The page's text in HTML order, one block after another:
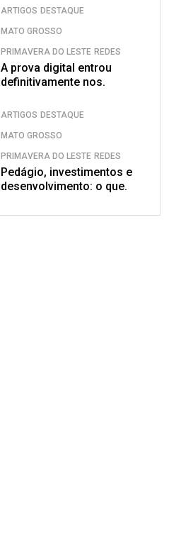
ARTIGOS DESTAQUE
MATO GROSSO
PRIMAVERA DO LESTE REDES
A prova digital entrou
definitivamente nos.
ARTIGOS DESTAQUE
MATO GROSSO
PRIMAVERA DO LESTE REDES
Pedágio, investimentos e
desenvolvimento: o que.